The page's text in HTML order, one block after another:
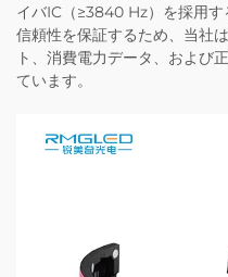
イバIC（≥3840 Hz）を採用す
信頼性を保証するため、当社
ト、消費電力データ、および
ています。